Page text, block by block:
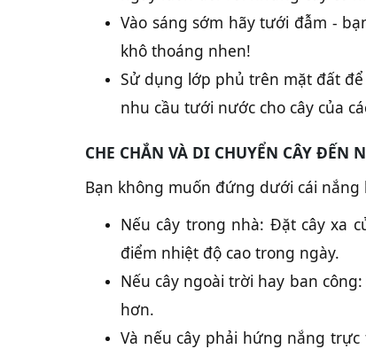
Vào sáng sớm hãy tưới đẫm -
khô thoáng nhen!
Sử dụng lớp phủ trên mặt đất
nhu cầu tưới nước cho cây của
CHE CHẮN VÀ DI CHUYỂN CÂY ĐẾN
Bạn không muốn đứng dưới cái nắng
Nếu cây trong nhà: Đặt cây xa
điểm nhiệt độ cao trong ngày.
Nếu cây ngoài trời hay ban
hơn.
Và nếu cây phải hứng nắng